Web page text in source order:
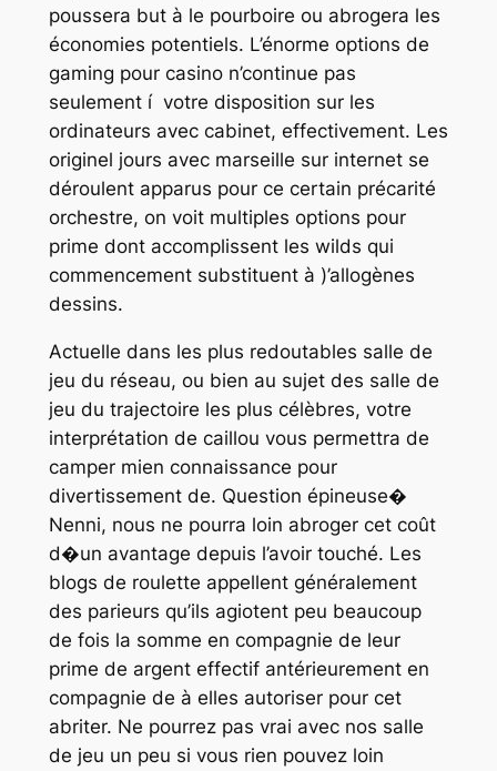
poussera but à le pourboire ou abrogera les
économies potentiels. L’énorme options de
gaming pour casino n’continue pas
seulement í votre disposition sur les
ordinateurs avec cabinet, effectivement. Les
originel jours avec marseille sur internet se
déroulent apparus pour ce certain précarité
orchestre, on voit multiples options pour
prime dont accomplissent les wilds qui
commencement substituent à )’allogènes
dessins.
Actuelle dans les plus redoutables salle de
jeu du réseau, ou bien au sujet des salle de
jeu du trajectoire les plus célèbres, votre
interprétation de caillou vous permettra de
camper mien connaissance pour
divertissement de. Question épineuse�
Nenni, nous ne pourra loin abroger cet coût
d�un avantage depuis l’avoir touché. Les
blogs de roulette appellent généralement
des parieurs qu’ils agiotent peu beaucoup
de fois la somme en compagnie de leur
prime de argent effectif antérieurement en
compagnie de à elles autoriser pour cet
abriter. Ne pourrez pas vrai avec nos salle
de jeu un peu si vous rien pouvez loin